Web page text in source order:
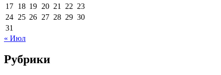
17 18 19 20 21 22 23
24 25 26 27 28 29 30
31
« Июл
Рубрики